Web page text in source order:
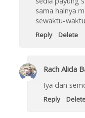
sama halnya
sewaktu-
Reply Delete
Rach Alida
Iya dan
Reply